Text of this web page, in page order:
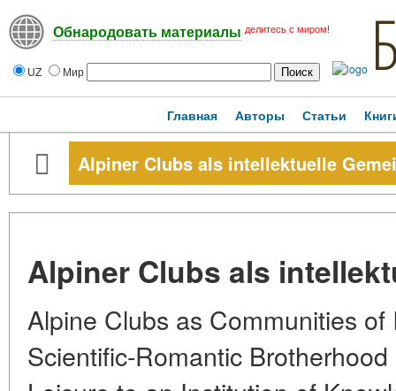
Обнародовать материалы делитесь с миром!
UZ Мир
Главная Авторы Статьи
Alpiner Clubs als intellektuelle
Alpiner Clubs als
Alpine Clubs as Communities
Scientific-Romantic